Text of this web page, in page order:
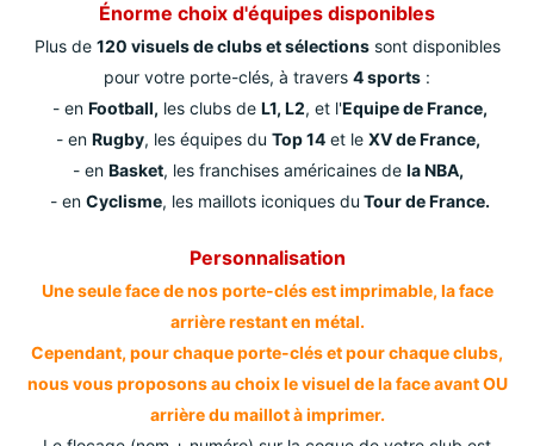
Énorme choix d'équipes disponibles
Plus de 120 visuels de clubs et sélectionssont disponibles
pour votre porte-clés, à travers 4 sports :
- en Football, les clubs de L1, L2, et l'Equipe de France,
- en Rugby, les équipes du Top 14et le XV de France,
- en Basket, les franchises américaines de la NBA,
- en Cyclisme, les maillots iconiques du Tour de France.
Personnalisation
Une seule face de nos porte-clés est imprimable, la face
arrière restant en métal.
Cependant, pour chaque porte-clés et pour chaque clubs,
nous vous proposons au choix le visuel de la face avant OU
arrière du maillot à imprimer.